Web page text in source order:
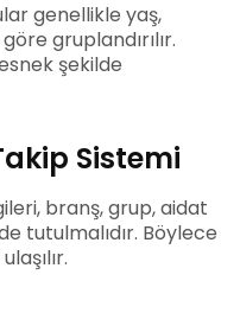
genellikle yaş,
gruplandırılır.
şekilde
Sistemi
branş, grup, aidat
tutulmalıdır. Böylece